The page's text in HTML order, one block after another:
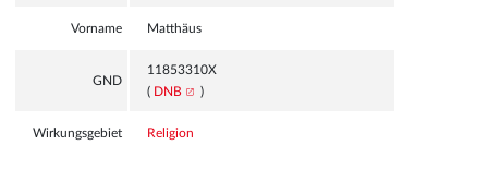
Vorname Matthäus
GND
11853310X
( DNB )
Wirkungsgebiet Religion